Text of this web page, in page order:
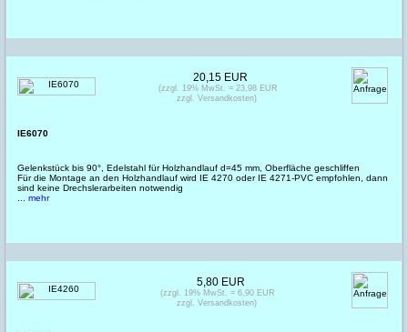
IE6070
Gelenkstück bis 90°, Edelstahl für Holzhandlauf d=45 mm, Oberfläche geschliffen
Für die Montage an den Holzhandlauf wird IE 4270 oder IE 4271-PVC empfohlen, dann
sind keine Drechslerarbeiten notwendig
... mehr
20,15 EUR
(zzgl. 19% MwSt. = 23,98 EUR
zzgl. Versandkosten)
5,80 EUR
(zzgl. 19% MwSt. = 6,90 EUR
zzgl. Versandkosten)